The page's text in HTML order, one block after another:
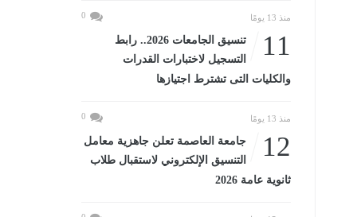
منذ 13 يومًا 0
11
تنسيق الجامعات 2026.. رابط
التسجيل لاختبارات القدرات
والكليات التى تشترط اجتيازها
منذ 13 يومًا 0
12
جامعة العاصمة تعلن جاهزية معامل
التنسيق الإلكتروني لاستقبال طلاب
ثانوية عامة 2026